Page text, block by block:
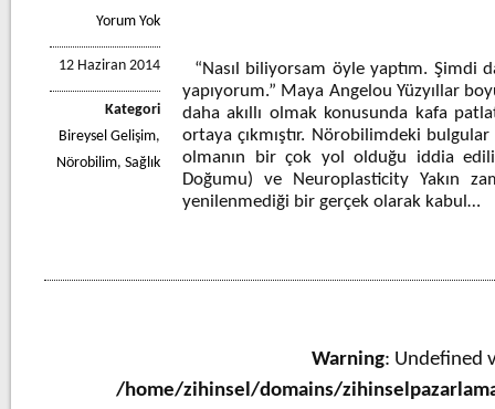
Yorum Yok
12 Haziran 2014
Kategori
Bireysel Gelişim,
Nörobilim, Sağlık
“Nasıl biliyorsam öyle yaptım. Şimdi
yapıyorum.” Maya Angelou Yüzyıllar
daha akıllı olmak konusunda kafa
ortaya çıkmıştır. Nörobilimdeki bulgular
olmanın bir çok yol olduğu iddia
Doğumu) ve Neuroplasticity Yakın
yenilenmediği bir gerçek olarak kabul…
Warning: Undefined
/home/zihinsel/domains/